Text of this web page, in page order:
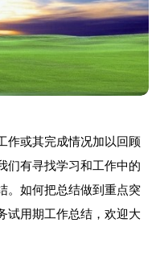
作或其完成情况加以回顾
们有寻找学习和工作中的
。如何把总结做到重点突
试用期工作总结，欢迎大